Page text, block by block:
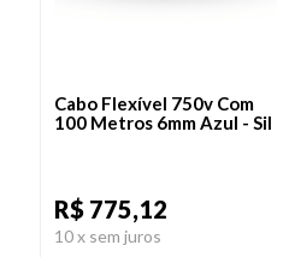
Cabo Flexível 750v Com
100 Metros 6mm Azul - Sil
R$ 775,12
10x sem juros